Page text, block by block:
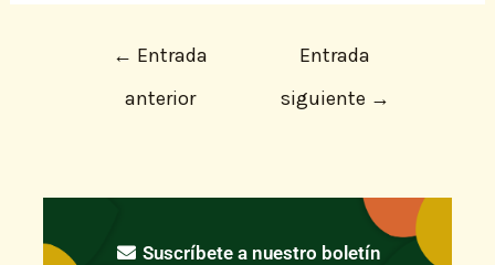
← Entrada
anterior
Entrada
siguiente →
Suscríbete a nuestro boletín